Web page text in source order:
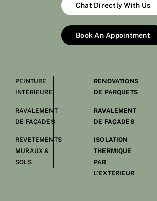
Chat Directly With Us
Book An Appointment
PEINTURE
INTÉRIEURE
RAVALEMENT
DE FAÇADES
REVETEMENTS
MURAUX &
SOLS
RENOVATIONS
DE PARQUETS
RAVALEMENT
DE FAÇADES
ISOLATION
THERMIQUE
PAR
L’EXTERIEUR